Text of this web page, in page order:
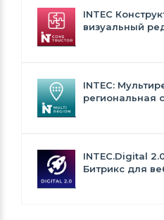
INTEC
визуальный
INTEC:
региональная
INTEC.Digital
Битрикс для